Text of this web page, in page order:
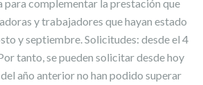
para complementar la prestación que
y trabajadores que hayan estado
y septiembre. Solicitudes: desde el 4
tanto, se pueden solicitar desde hoy
año anterior no han podido superar